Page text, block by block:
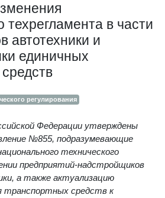
техрегламента в части
автотехники и
единичных
регулирования
Федерации утверждены
№855, подразумевающие
технического
предприятий-надстройщиков
а также актуализацию
транспортных средств к